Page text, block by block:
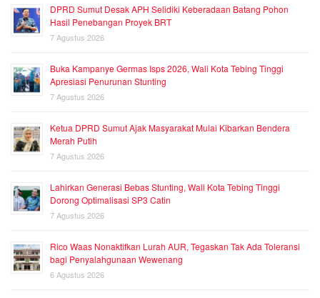
DPRD Sumut Desak APH Selidiki Keberadaan Batang Pohon
Hasil Penebangan Proyek BRT
7 Agustus 2026
Buka Kampanye Germas Isps 2026, Wali Kota Tebing Tinggi
Apresiasi Penurunan Stunting
7 Agustus 2026
Ketua DPRD Sumut Ajak Masyarakat Mulai Kibarkan Bendera
Merah Putih
7 Agustus 2026
Lahirkan Generasi Bebas Stunting, Wali Kota Tebing Tinggi
Dorong Optimalisasi SP3 Catin
7 Agustus 2026
Rico Waas Nonaktifkan Lurah AUR, Tegaskan Tak Ada Toleransi
bagi Penyalahgunaan Wewenang
6 Agustus 2026